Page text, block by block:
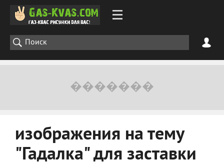
изображения на тему
"Гадалка" для заставки